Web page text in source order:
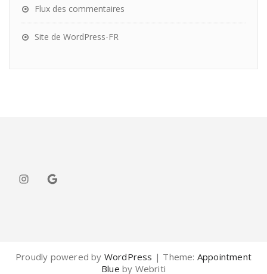
Flux des commentaires
Site de WordPress-FR
Instagram
Google
Proudly powered by WordPress | Theme: Appointment
Blue by Webriti